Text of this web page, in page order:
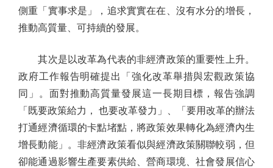
側重「實事求是」，追求實實在在、沒有水分的增長，
推動高質量、可持續的發展。
其次是以改革為代表的非經濟政策的重要性上升。
政府工作報告明確提出「強化改革舉措與宏觀政策協
同」。面對推動高質量發展這一長期目標，報告強調
「既要政策給力， 也要改革發力」、「要用改革的辦法
打通經濟循環的卡點堵點，將政策效果轉化為經濟內生
增長動能」。非經濟政策看似與經濟政策關聯較弱，但
卻能通過影響生產要素供給、營商環境、社會發展信心